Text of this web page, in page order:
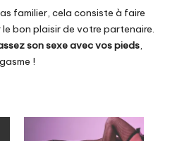
familier, cela consiste à faire
bon plaisir de votre partenaire.
son sexe avec vos pieds,
!